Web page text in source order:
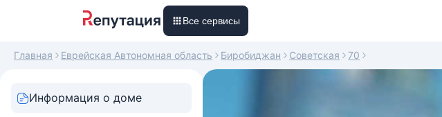
Все сервисы
Главная Еврейская Автономная область Биробиджан Советская 70
Информация о доме